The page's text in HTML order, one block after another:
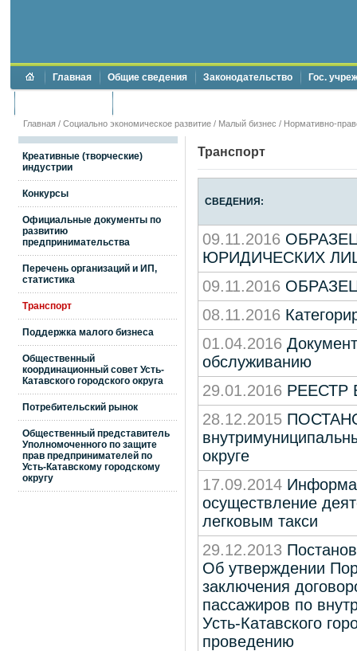
Главная Общие сведения Законодательство Гос.
Главная / Социально экономическое развитие / Малый бизнес / Нормативно-
Креативные (творческие)
индустрии
Конкурсы
Официальные документы по
развитию
предпринимательства
Перечень организаций и ИП,
статистика
Транспорт
Поддержка малого бизнеса
Общественный
координационный совет Усть-
Катавского городского округа
Потребительский рынок
Общественный представитель
Уполномоченного по защите
прав предпринимателей по
Усть-Катавскому городскому
округу
Транспорт
СВЕДЕНИЯ:
09.11.2016
ЮРИДИЧЕСКИХ
09.11.2016
08.11.2016
01.04.2016
обслуживанию
29.01.2016
28.12.2015
округе
17.09.2014
осуществление
легковым такси
29.12.2013
Об утверждении
заключения
пассажиров по
Усть-Катавского
проведению